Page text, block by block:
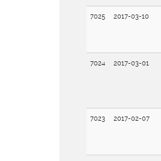
7025 2017-03-10
7024 2017-03-01
7023 2017-02-07